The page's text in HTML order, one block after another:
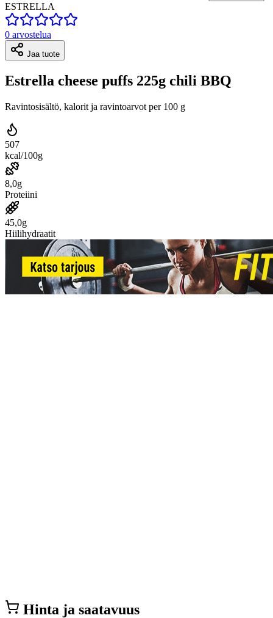
ESTRELLA
0 arvostelua
Jaa tuote
Estrella cheese puffs 225g chili BBQ
Ravintosisältö, kalorit ja ravintoarvot per 100 g
507
kcal/100g
8,0g
Proteiini
45,0g
Hiilihydraatit
Hinta ja saatavuus